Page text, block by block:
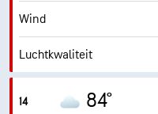
Wind
Luchtkwaliteit
Max. UV-index
14 84°